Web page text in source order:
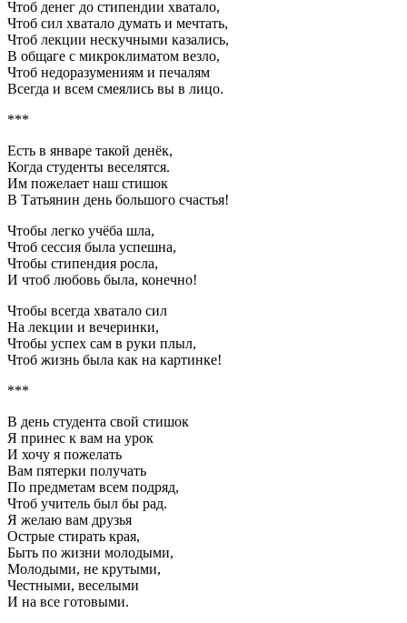
Чтоб денег до стипендии хватало,
Чтоб сил хватало думать и мечтать,
Чтоб лекции нескучными казались,
В общаге с микроклиматом везло,
Чтоб недоразумениям и печалям
Всегда и всем смеялись вы в лицо.
***
Есть в январе такой денёк,
Когда студенты веселятся.
Им пожелает наш стишок
В Татьянин день большого счастья!
Чтобы легко учёба шла,
Чтоб сессия была успешна,
Чтобы стипендия росла,
И чтоб любовь была, конечно!
Чтобы всегда хватало сил
На лекции и вечеринки,
Чтобы успех сам в руки плыл,
Чтоб жизнь была как на картинке!
***
В день студента свой стишок
Я принес к вам на урок
И хочу я пожелать
Вам пятерки получать
По предметам всем подряд,
Чтоб учитель был бы рад.
Я желаю вам друзья
Острые стирать края,
Быть по жизни молодыми,
Молодыми, не крутыми,
Честными, веселыми
И на все готовыми.